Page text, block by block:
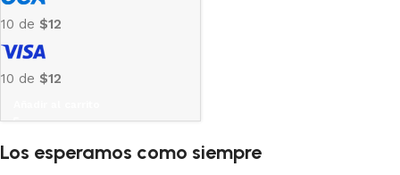
10 de $12
10 de $12
Los esperamos como siempre